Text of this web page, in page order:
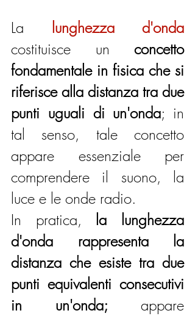
La
lunghezza d'onda
costituisce un concetto
fondamentale in fisica che si
riferisce alla distanza tra due
punti uguali di un'onda; in
tal senso, tale concetto
appare essenziale per
comprendere il suono, la
luce e le onde radio.
In pratica,
la lunghezza
d'onda rappresenta la
distanza che esiste tra due
punti equivalenti consecutivi
in un'onda; appare